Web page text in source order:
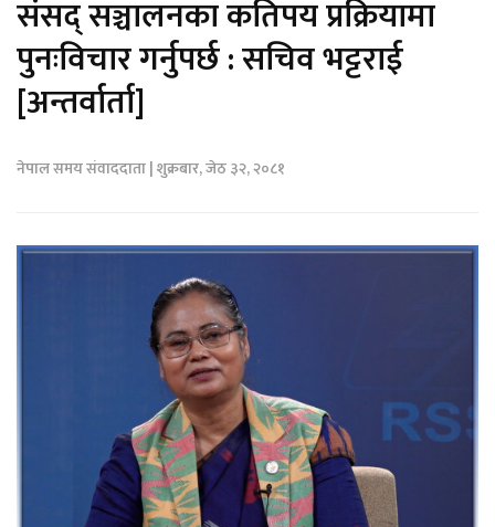
संसद् सञ्चालनका कतिपय प्रक्रियामा
पुनःविचार गर्नुपर्छ : सचिव भट्टराई
[अन्तर्वार्ता]
नेपाल समय संवाददाता | शुक्रबार, जेठ ३२, २०८१